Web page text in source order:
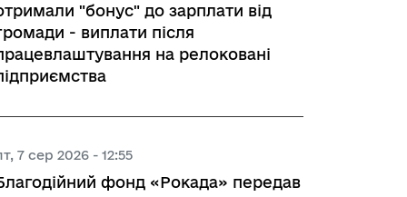
діяльності
та надання висновків
регуляторних актів
"бонус" до зарплати від
- виплати після
на релоковані
7 сер 2026 - 12:55
фонд «Рокада» передав